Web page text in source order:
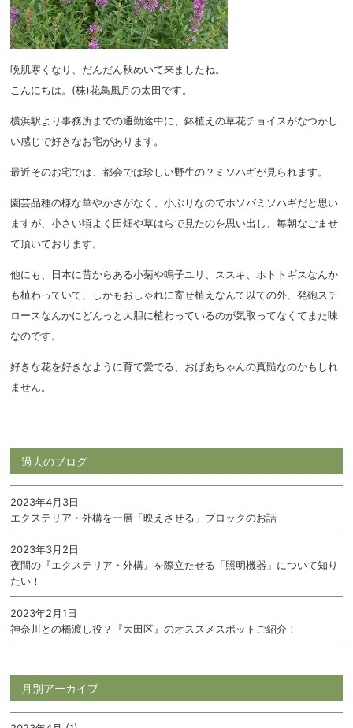
晩肌寒くなり、だんだん秋めいて来ましたね。
こんにちは。(株)花鳥風月の太田です。
横浜駅より事務所までの通勤途中に、鉢植えの草花チョイスがなつかし
い感じで好きなお宅があります。
最近そのお宅では、都会では珍しい野生の？ミソハギが見られます。
園芸品種の様な華やかさがなく、小ぶりなのでホソバミソハギだと思い
ますが、小さい頃よく田畑や草はらで見たのを思い出し、毎朝なごませ
て頂いております。
他にも、日本に昔からある小菊や鳴子ユリ、ススキ、ホトトギスなんか
も植わっていて、しかもおしゃれに寄せ植えなんて以ての外、発砲スチ
ロースなんかにどんっと大胆に植わっているのが気取ってなくてまた味
なのです。
好きな花を好きなように育て愛でる、おばあちゃんの真髄なのかもしれ
ません。
過去のブログ
2023年4月3日
エクステリア・外構を一層「映えさせる」ブロックのお話
2023年3月2日
夜間の『エクステリア・外構』を際立たせる「照明機器」について知り
たい！
2023年2月1日
神奈川との橋渡し役？『大田区』のオススメスポットご紹介！
月別アーカイブ